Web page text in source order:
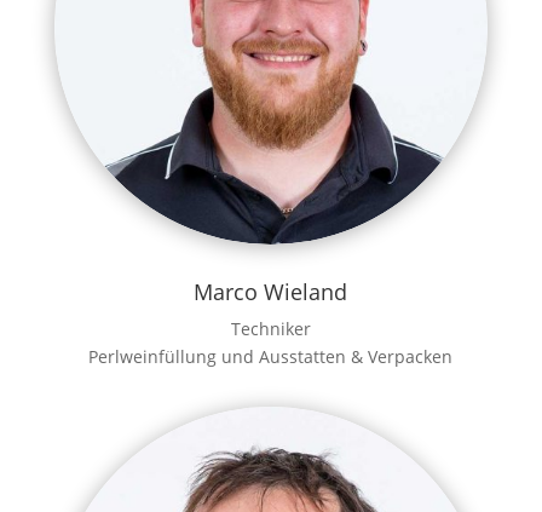
Marco Wieland
Techniker
Perlweinfüllung und Ausstatten & Verpacken